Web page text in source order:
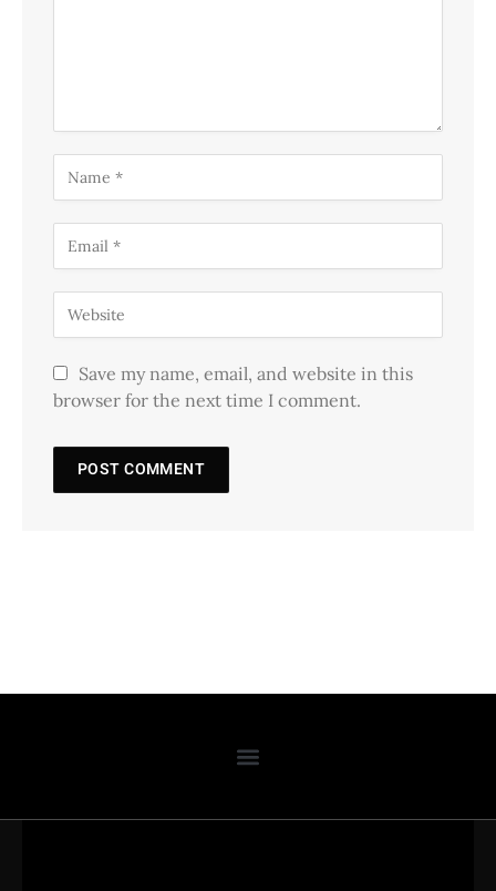
Save my name, email, and website in this
browser for the next time I comment.